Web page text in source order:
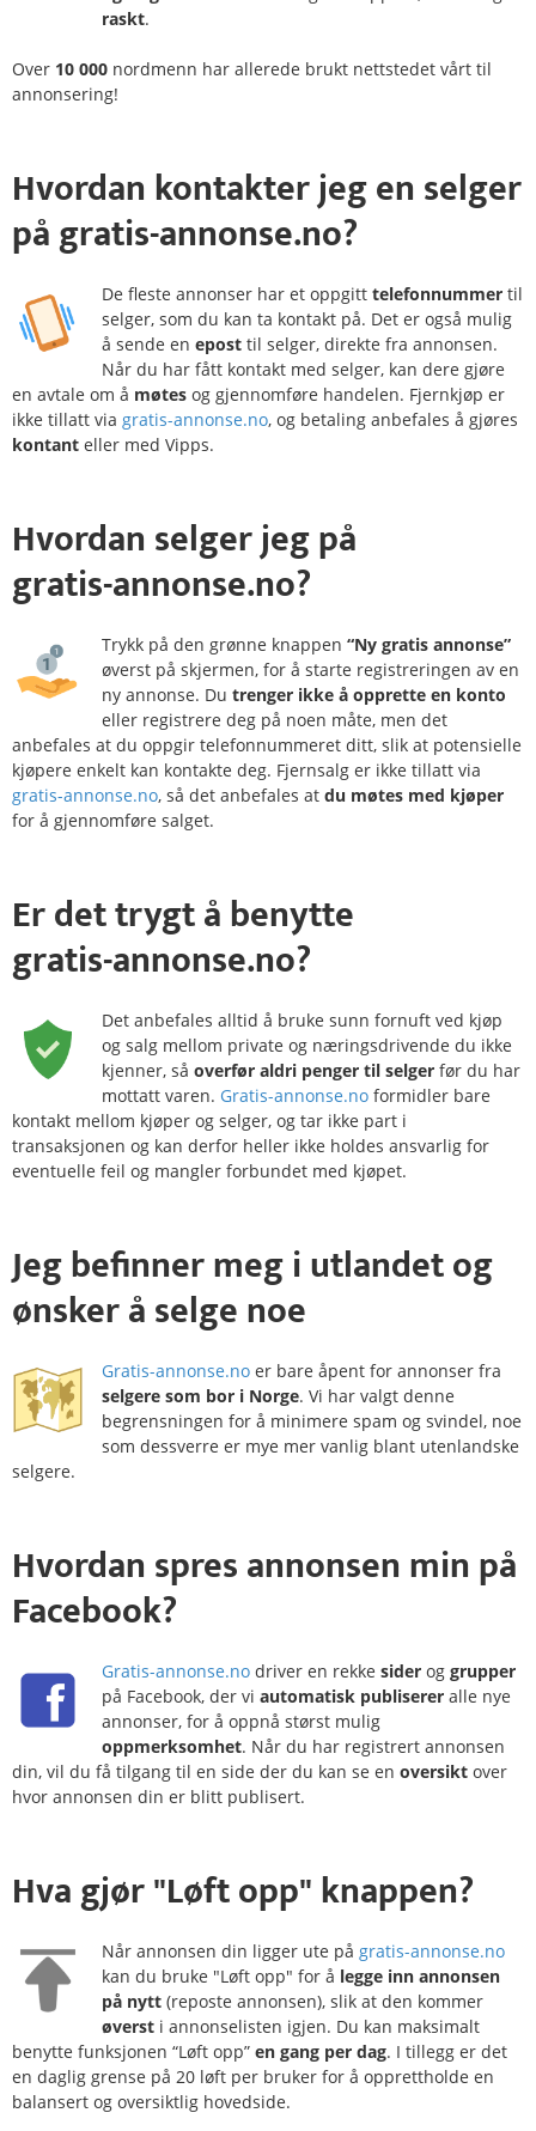
raskt.
Over 10 000 nordmenn har allerede brukt nettstedet vårt til
annonsering!
Hvordan kontakterjeg en selger
pågratis-annonse.no?
De fleste annonser har et oppgitt telefonnummer til
selger, som du kan ta kontakt på. Det er også mulig
å sende en epost til selger, direkte fra annonsen.
Når du har fått kontakt med selger, kan dere gjøre
en avtale om å møtes og gjennomføre handelen. Fjernkjøp er
ikke tillatt via gratis-annonse.no, og betaling anbefales å gjøres
kontant eller med Vipps.
Hvordan selgerjeg på
gratis-annonse.no?
Trykk på den grønne knappen “Ny gratis annonse”
øverst på skjermen, for å starte registreringen av en
ny annonse. Du trenger ikke å opprette en konto
eller registrere deg på noen måte, men det
anbefales at du oppgir telefonnummeret ditt, slik at potensielle
kjøpere enkelt kan kontakte deg. Fjernsalg er ikke tillatt via
gratis-annonse.no, så det anbefales at du møtes med kjøper
for å gjennomføre salget.
Er dettrygtå benytte
gratis-annonse.no?
Det anbefales alltid å bruke sunn fornuft ved kjøp
og salg mellom private og næringsdrivende du ikke
kjenner, så overfør aldri penger til selger før du har
mottatt varen. Gratis-annonse.no formidler bare
kontakt mellom kjøper og selger, og tar ikke part i
transaksjonen og kan derfor heller ikke holdes ansvarlig for
eventuelle feil og mangler forbundet med kjøpet.
Jeg befinner meg iutlandetog
ønsker å selge noe
Gratis-annonse.no er bare åpent for annonser fra
selgere som bor i Norge. Vi har valgt denne
begrensningen for å minimere spam og svindel, noe
som dessverre er mye mer vanlig blant utenlandske
selgere.
Hvordan spresannonsen min på
Facebook?
Gratis-annonse.no driver en rekke sider og grupper
på Facebook, der vi automatisk publiserer alle nye
annonser, for å oppnå størst mulig
oppmerksomhet. Når du har registrert annonsen
din, vil du få tilgang til en side der du kan se en oversikt over
hvor annonsen din er blitt publisert.
Hva gjør"Løft opp"knappen?
Når annonsen din ligger ute på gratis-annonse.no
kan du bruke "Løft opp" for å legge inn annonsen
på nytt (reposte annonsen), slik at den kommer
øverst i annonselisten igjen. Du kan maksimalt
benytte funksjonen “Løft opp” en gang per dag. I tillegg er det
en daglig grense på 20 løft per bruker for å opprettholde en
balansert og oversiktlig hovedside.